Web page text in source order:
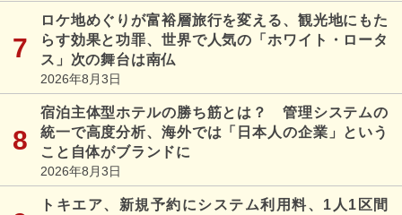
ロケ地めぐりが富裕層旅行を変える、観光地にもた
らす効果と功罪、世界で人気の「ホワイト・ロータ
ス」次の舞台は南仏
2026年8月3日
宿泊主体型ホテルの勝ち筋とは？ 管理システムの
統一で高度分析、海外では「日本人の企業」という
こと自体がブランドに
2026年8月3日
トキエア、新規予約にシステム利用料、1人1区間